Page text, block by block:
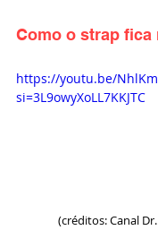
Como o strap fica
https://youtu.be/
si=3L9owyXoLL7KKJTC
(créditos: Canal